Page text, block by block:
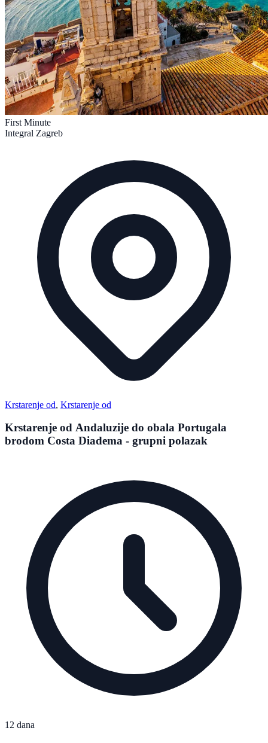
First Minute
Integral Zagreb
Krstarenje od, Krstarenje od
Krstarenje od Andaluzije do obala Portugala
brodom Costa Diadema - grupni polazak
12 dana